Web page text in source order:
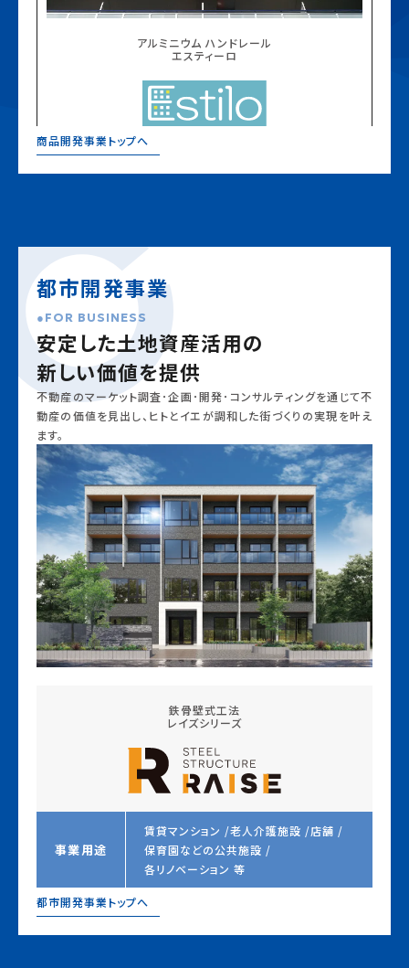
アルミニウム ハンドレール
エスティーロ
商品開発事業トップへ
都市開発事業
FOR BUSINESS
安定した土地資産活用の
新しい価値を提供
不動産のマーケット調査･企画･開発･コンサルティングを通じて不
動産の価値を見出し、ヒトとイエが調和した街づくりの実現を叶え
ます。
鉄骨壁式工法
レイズシリーズ
事業用途
賃貸マンション /老人介護施設 /店舗 /
保育園などの公共施設 /
各リノベーション 等
都市開発事業トップへ